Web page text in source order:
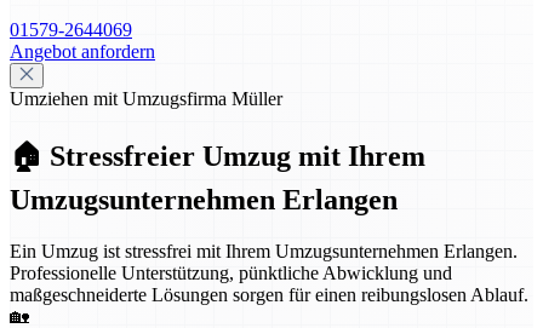
01579-2644069
Angebot anfordern
Umziehen mit Umzugsfirma Müller
🏠 Stressfreier Umzug mit Ihrem
Umzugsunternehmen Erlangen
Ein Umzug ist stressfrei mit Ihrem Umzugsunternehmen Erlangen.
Professionelle Unterstützung, pünktliche Abwicklung und
maßgeschneiderte Lösungen sorgen für einen reibungslosen Ablauf.
🏡